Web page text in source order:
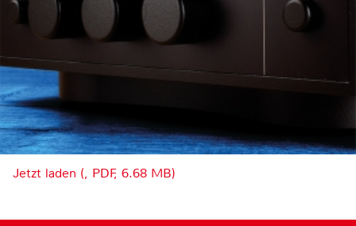
Jetzt laden (, PDF, 6.68 MB)